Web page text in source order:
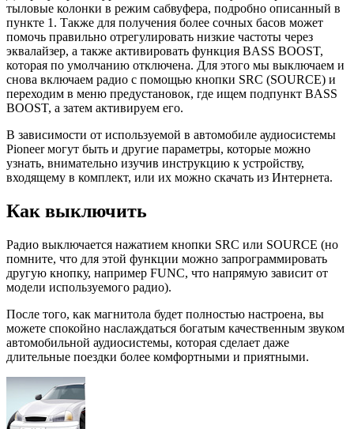
тыловые колонки в режим сабвуфера, подробно описанный в
пункте 1. Также для получения более сочных басов может
помочь правильно отрегулировать низкие частоты через
эквалайзер, а также активировать функция BASS BOOST,
которая по умолчанию отключена. Для этого мы выключаем и
снова включаем радио с помощью кнопки SRC (SOURCE) и
переходим в меню предустановок, где ищем подпункт BASS
BOOST, а затем активируем его.
В зависимости от используемой в автомобиле аудиосистемы
Pioneer могут быть и другие параметры, которые можно
узнать, внимательно изучив инструкцию к устройству,
входящему в комплект, или их можно скачать из Интернета.
Как выключить
Радио выключается нажатием кнопки SRC или SOURCE (но
помните, что для этой функции можно запрограммировать
другую кнопку, например FUNC, что напрямую зависит от
модели используемого радио).
После того, как магнитола будет полностью настроена, вы
можете спокойно наслаждаться богатым качественным звуком
автомобильной аудиосистемы, которая сделает даже
длительные поездки более комфортными и приятными.